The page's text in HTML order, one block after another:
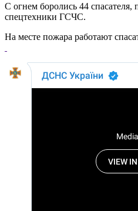
С огнем боролись 44 спасателя,
спецтехники ГСЧС.
На месте пожара работают